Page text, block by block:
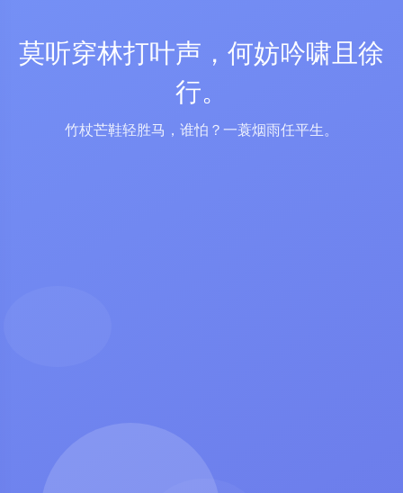
莫听穿林打叶声，何妨吟啸且徐
行。
竹杖芒鞋轻胜马，谁怕？一蓑烟雨任平生。